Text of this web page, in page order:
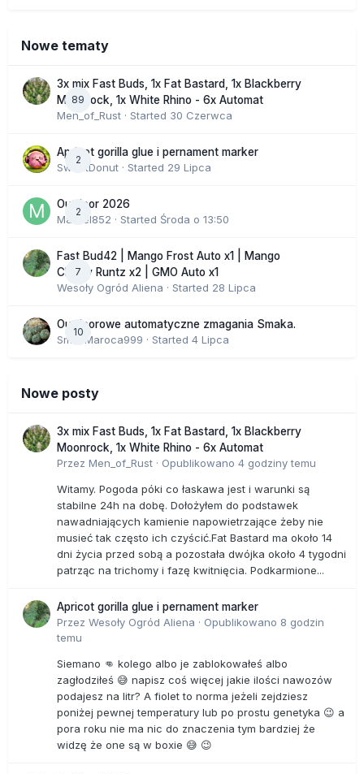
Nowe tematy
89
3x mix Fast Buds, 1x Fat Bastard, 1x Blackberry
Moonrock, 1x White Rhino - 6x Automat
Men_of_Rust · Started 30 Czerwca
2
Apricot gorilla glue i pernament marker
SweetDonut · Started 29 Lipca
2
Outdoor 2026
Marcel852 · Started Środa o 13:50
7
Fast Bud42 | Mango Frost Auto x1 | Mango
Cherry Runtz x2 | GMO Auto x1
Wesoły Ogród Aliena · Started 28 Lipca
10
Outdoorowe automatyczne zmagania Smaka.
SmakMaroca999 · Started 4 Lipca
Nowe posty
3x mix Fast Buds, 1x Fat Bastard, 1x Blackberry
Moonrock, 1x White Rhino - 6x Automat
Przez Men_of_Rust · Opublikowano 4 godziny temu
Witamy. Pogoda póki co łaskawa jest i warunki są
stabilne 24h na dobę. Dołożyłem do podstawek
nawadniających kamienie napowietrzające żeby nie
musieć tak często ich czyścić.Fat Bastard ma około 14
dni życia przed sobą a pozostała dwójka około 4 tygodni
patrząc na trichomy i fazę kwitnięcia. Podkarmione...
Apricot gorilla glue i pernament marker
Przez Wesoły Ogród Aliena · Opublikowano 8 godzin
temu
Siemano 👊 kolego albo je zablokowałeś albo
zagłodziłeś 😅 napisz coś więcej jakie ilości nawozów
podajesz na litr? A fiolet to norma jeżeli zejdziesz
poniżej pewnej temperatury lub po prostu genetyka 😉 a
pora roku nie ma nic do znaczenia tym bardziej że
widzę że one są w boxie 😅 😉